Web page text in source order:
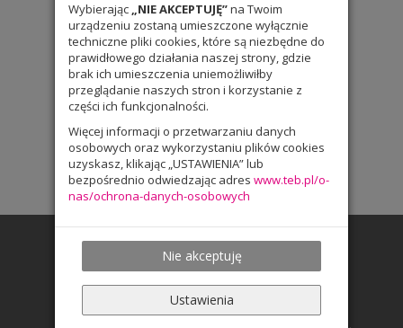
Wybierając „NIE AKCEPTUJĘ”na Twoim
urządzeniu zostaną umieszczone wyłącznie
techniczne pliki cookies, które są niezbędne do
prawidłowego działania naszej strony, gdzie
brak ich umieszczenia uniemożliwiłby
przeglądanie naszych stron i korzystanie z
części ich funkcjonalności.
Więcej informacji o przetwarzaniu danych
osobowych oraz wykorzystaniu plików cookies
uzyskasz, klikając „USTAWIENIA” lub
bezpośrednio odwiedzając adres www.teb.pl/o-
nas/ochrona-danych-osobowych
Nie akceptuję
Ustawienia